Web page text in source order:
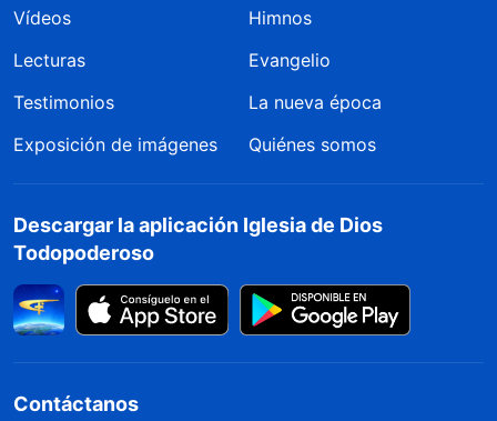
Vídeos
Himnos
Lecturas
Evangelio
Testimonios
La nueva época
Exposición de imágenes
Quiénes somos
Descargar la aplicación Iglesia de Dios
Todopoderoso
Contáctanos